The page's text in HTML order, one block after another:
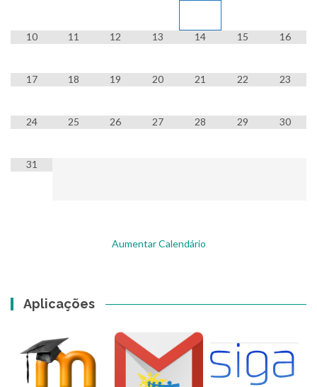
10 11 12 13 14 15 16
17 18 19 20 21 22 23
24 25 26 27 28 29 30
31
Aumentar Calendário
Aplicações